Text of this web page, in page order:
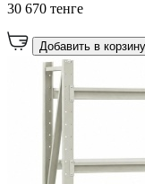
30 670 тенге
Добавить в корзину